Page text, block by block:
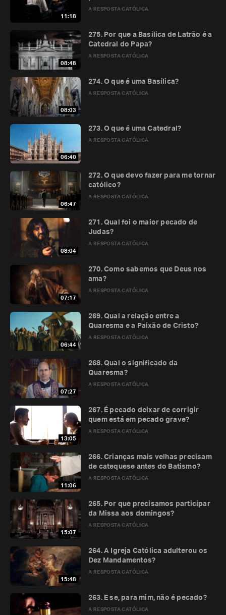
11:18
A RESPOSTA CATÓLICA
08:48
A RESPOSTA CATÓLICA
275. Por que a Basílica de Latrão é a
Catedral do Papa?
08:03
A RESPOSTA CATÓLICA
274. O que é uma Basílica?
06:40
A RESPOSTA CATÓLICA
273. O que é uma Catedral?
06:47
A RESPOSTA CATÓLICA
272. O que devo fazer para me tornar
católico?
08:04
A RESPOSTA CATÓLICA
271. Qual foi o maior pecado de
Judas?
07:17
A RESPOSTA CATÓLICA
270. Como sabemos que Deus nos
ama?
06:44
A RESPOSTA CATÓLICA
269. Qual a relação entre a
Quaresma e a Paixão de Cristo?
07:27
A RESPOSTA CATÓLICA
268. Qual o significado da
Quaresma?
13:05
A RESPOSTA CATÓLICA
267. É pecado deixar de corrigir
quem está em pecado grave?
11:06
A RESPOSTA CATÓLICA
266. Crianças mais velhas precisam
de catequese antes do Batismo?
15:07
A RESPOSTA CATÓLICA
265. Por que precisamos participar
da Missa aos domingos?
15:48
A RESPOSTA CATÓLICA
264. A Igreja Católica adulterou os
Dez Mandamentos?
A RESPOSTA CATÓLICA
263. E se, para mim, não é pecado?